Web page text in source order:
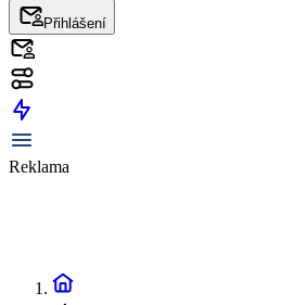
Přihlášení
Reklama